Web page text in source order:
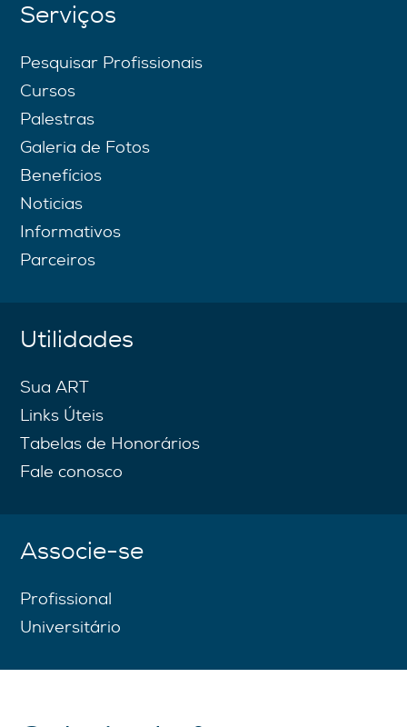
Serviços
Pesquisar Profissionais
Cursos
Palestras
Galeria de Fotos
Benefícios
Noticias
Informativos
Parceiros
Utilidades
Sua ART
Links Úteis
Tabelas de Honorários
Fale conosco
Associe-se
Profissional
Universitário